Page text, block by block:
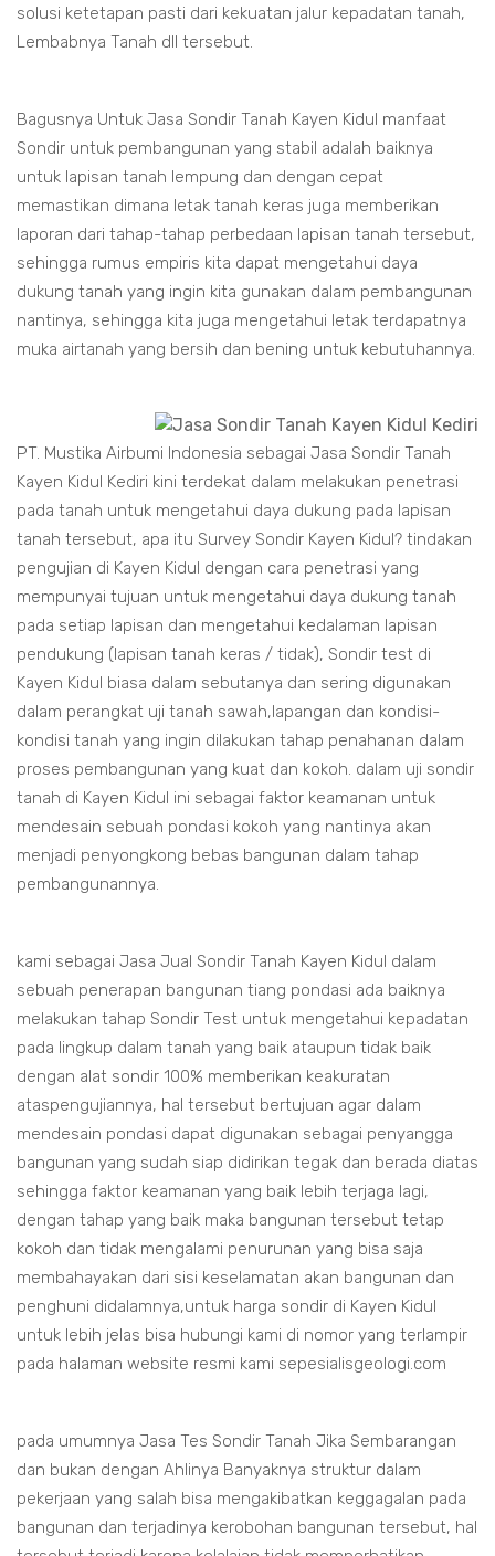
solusi ketetapan pasti dari kekuatan jalur kepadatan tanah,
Lembabnya Tanah dll tersebut.
Bagusnya Untuk Jasa Sondir Tanah Kayen Kidul manfaat
Sondir untuk pembangunan yang stabil adalah baiknya
untuk lapisan tanah lempung dan dengan cepat
memastikan dimana letak tanah keras juga memberikan
laporan dari tahap-tahap perbedaan lapisan tanah tersebut,
sehingga rumus empiris kita dapat mengetahui daya
dukung tanah yang ingin kita gunakan dalam pembangunan
nantinya, sehingga kita juga mengetahui letak terdapatnya
muka airtanah yang bersih dan bening untuk kebutuhannya.
PT. Mustika Airbumi Indonesia sebagai Jasa Sondir Tanah
Kayen Kidul Kediri kini terdekat dalam melakukan penetrasi
pada tanah untuk mengetahui daya dukung pada lapisan
tanah tersebut, apa itu Survey Sondir Kayen Kidul? tindakan
pengujian di Kayen Kidul dengan cara penetrasi yang
mempunyai tujuan untuk mengetahui daya dukung tanah
pada setiap lapisan dan mengetahui kedalaman lapisan
pendukung (lapisan tanah keras / tidak), Sondir test di
Kayen Kidul biasa dalam sebutanya dan sering digunakan
dalam perangkat uji tanah sawah,lapangan dan kondisi-
kondisi tanah yang ingin dilakukan tahap penahanan dalam
proses pembangunan yang kuat dan kokoh. dalam uji sondir
tanah di Kayen Kidul ini sebagai faktor keamanan untuk
mendesain sebuah pondasi kokoh yang nantinya akan
menjadi penyongkong bebas bangunan dalam tahap
pembangunannya.
kami sebagai Jasa Jual Sondir Tanah Kayen Kidul dalam
sebuah penerapan bangunan tiang pondasi ada baiknya
melakukan tahap Sondir Test untuk mengetahui kepadatan
pada lingkup dalam tanah yang baik ataupun tidak baik
dengan alat sondir 100% memberikan keakuratan
ataspengujiannya, hal tersebut bertujuan agar dalam
mendesain pondasi dapat digunakan sebagai penyangga
bangunan yang sudah siap didirikan tegak dan berada diatas
sehingga faktor keamanan yang baik lebih terjaga lagi,
dengan tahap yang baik maka bangunan tersebut tetap
kokoh dan tidak mengalami penurunan yang bisa saja
membahayakan dari sisi keselamatan akan bangunan dan
penghuni didalamnya,untuk harga sondir di Kayen Kidul
untuk lebih jelas bisa hubungi kami di nomor yang terlampir
pada halaman website resmi kami sepesialisgeologi.com
pada umumnya Jasa Tes Sondir Tanah Jika Sembarangan
dan bukan dengan Ahlinya Banyaknya struktur dalam
pekerjaan yang salah bisa mengakibatkan keggagalan pada
bangunan dan terjadinya kerobohan bangunan tersebut, hal